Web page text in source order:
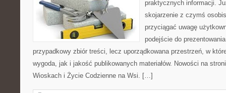
praktycznych informacji.
skojarzenie z czymś
przyciągać uwagę
podejście do
przypadkowy zbiór treści, lecz uporządkowana przestrzeń, w
wygoda, jak i jakość publikowanych materiałów. Nowości na
Wioskach i Życie Codzienne na Wsi. […]